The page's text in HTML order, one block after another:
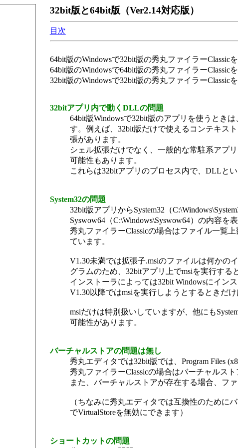
32bit版と64bit版 （Ver2.14対応版）
目次
64bit版のWindowsで32bit版の秀丸ファイラーClassic
64bit版のWindowsで64bit版の秀丸ファイラーClassic
32bit版のWindowsで32bit版の秀丸ファイラーClassic
32bitアプリ内で動くDLLの問題
64bit版Windowsで32bit版のアプリを使うとき
す。例えば、32bit版だけで使えるコンテキス
張があります。
シェル拡張だけでなく、一般的な常駐系アプ
可能性もあります。
これらは32bitアプリのプロセス内で、DLLと
System32の問題
32bit版アプリからSystem32（
Syswow64（C:\Windows\Syswow64）の内容を
秀丸ファイラーClassicの場合はファイル一覧
ています。
V1.30未満では拡張子.msiのファイルは何かの
グラムのため、32bitアプリ上でmsiを実行する
インストーラによっては32bit Windowsにイン
V1.30以降ではmsiを実行しようとするときだ
msiだけは特別扱いしていますが、他にも
可能性があります。
バーチャルストアの問題は無し
秀丸エディタでは32bit版では、Program Files
秀丸ファイラーClassicの場合はバーチャルスト
また、バーチャルストアが存在する場合、フ
（ちなみに秀丸エディタでは互換性のため
でVirtualStoreを無効にできます）
ショートカットの問題